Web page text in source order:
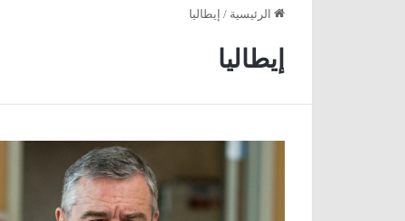
الرئيسية / إيطاليا
إيطاليا